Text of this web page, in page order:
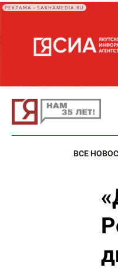
РЕКЛАМА • SAKHAMEDIA.RU
ВСЕ